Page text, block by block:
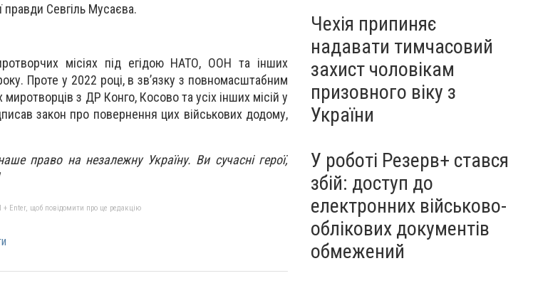
правди Севгіль Мусаєва.
місіях під егідою НАТО, ООН та інших
Проте у 2022 році, в зв’язку з повномасштабним
з ДР Конго, Косово та усіх інших місій у
закон про повернення цих військових додому,
право на незалежну Україну. Ви сучасні герої,
+ Enter, щоб повідомити про це редакцію
Чехія припиняє
надавати тимчасовий
захист чоловікам
призовного віку з
України
У роботі Резерв+ стався
збій: доступ до
електронних військово-
облікових документів
обмежений